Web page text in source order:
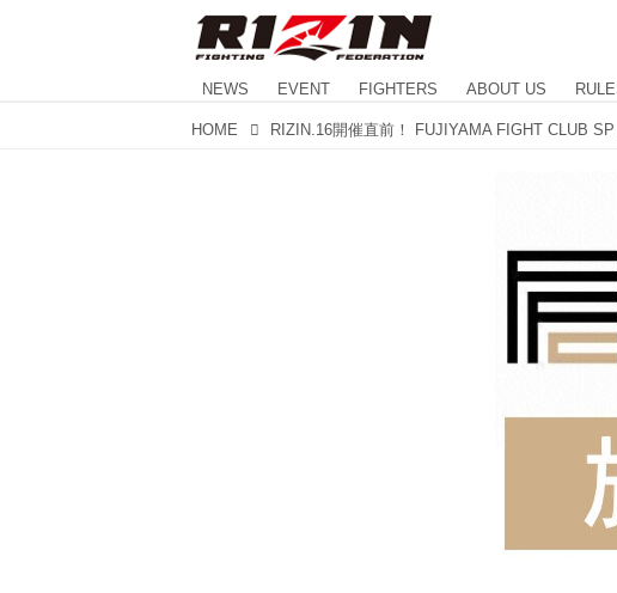
NEWS EVENT FIGHTERS ABOUT US
HOME RIZIN.16開催直前！ FUJIYAMA FIGHT CLUB SP